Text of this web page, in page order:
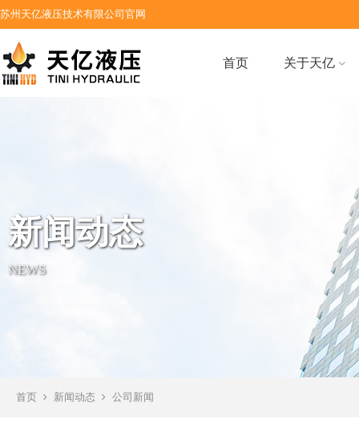
苏州天亿液压技术有限公司官网
首页 关于天亿
新闻动态
NEWS
首页 新闻动态 公司新闻